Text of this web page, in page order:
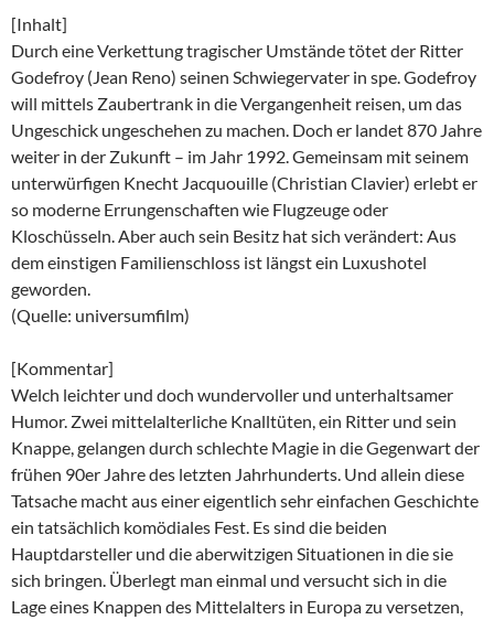
[Inhalt]
Durch eine Verkettung tragischer Umstände tötet der Ritter
Godefroy (Jean Reno) seinen Schwiegervater in spe. Godefroy
will mittels Zaubertrank in die Vergangenheit reisen, um das
Ungeschick ungeschehen zu machen. Doch er landet 870 Jahre
weiter in der Zukunft – im Jahr 1992. Gemeinsam mit seinem
unterwürfigen Knecht Jacquouille (Christian Clavier) erlebt er
so moderne Errungenschaften wie Flugzeuge oder
Kloschüsseln. Aber auch sein Besitz hat sich verändert: Aus
dem einstigen Familienschloss ist längst ein Luxushotel
geworden.
(Quelle: universumfilm)
[Kommentar]
Welch leichter und doch wundervoller und unterhaltsamer
Humor. Zwei mittelalterliche Knalltüten, ein Ritter und sein
Knappe, gelangen durch schlechte Magie in die Gegenwart der
frühen 90er Jahre des letzten Jahrhunderts. Und allein diese
Tatsache macht aus einer eigentlich sehr einfachen Geschichte
ein tatsächlich komödiales Fest. Es sind die beiden
Hauptdarsteller und die aberwitzigen Situationen in die sie
sich bringen. Überlegt man einmal und versucht sich in die
Lage eines Knappen des Mittelalters in Europa zu versetzen,